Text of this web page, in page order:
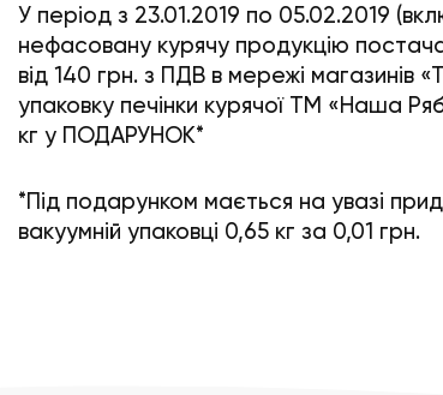
У період з 23.01.2019 по 05.02.2019
нефасовану курячу продукцію
від 140 грн. з ПДВ в мережі
упаковку печінки курячої ТМ «Наша
кг у ПОДАРУНОК*
*Під подарунком мається на увазі
вакуумній упаковці 0,65 кг за 0,01 грн.